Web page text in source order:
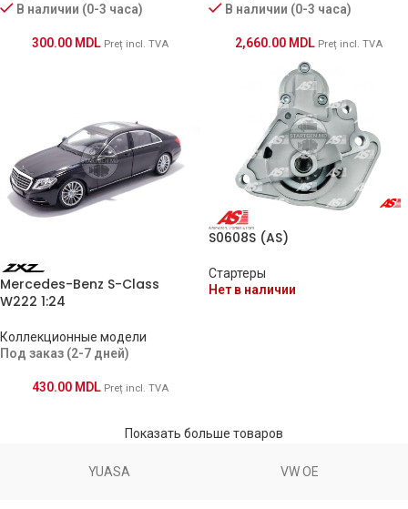
В наличии (0-3 часа)
300.00 MDL Preț incl. TVA
В наличии (0-3 часа)
2,660.00 MDL Preț incl. TVA
Mercedes-Benz S-Class
W222 1:24
Коллекционные модели
Под заказ (2-7 дней)
430.00 MDL Preț incl. TVA
S0608S (AS)
Стартеры
Нет в наличии
Показать больше товаров
YUASA VW OE